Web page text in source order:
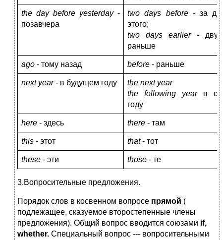
the day before yesterday -
позавчера
two days before-за
этого;
two days earlier -
раньше
ago - тому назад before - раньше
next year - в будущем году
the next year
the following year в
году
here - здесь there - там
this - этот that- тот
these - эти those - те
3.Вопросительные предложения.
Порядок слов в косвенном вопросе прямой (
подлежащее, сказуемое второстепенные члены
предложения). Общий вопрос вводится союзами if,
whether. Специальный вопрос --- вопросительными